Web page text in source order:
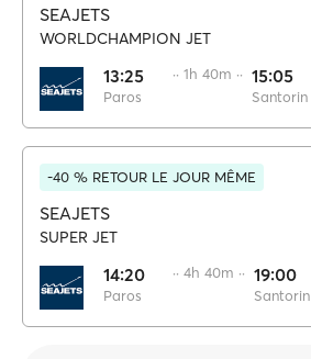
SEAJETS
WORLDCHAMPION JET
13:25
Paros
·· 1h 40m ·· 15:05
Santorin
-40 % RETOUR LE JOUR MÊME
SEAJETS
SUPER JET
14:20
Paros
·· 4h 40m ·· 19:00
Santorin